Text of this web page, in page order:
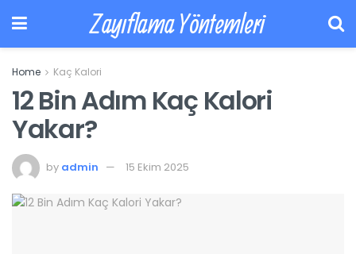
Zayıflama Yöntemleri
Home Kaç Kalori
12 Bin Adım Kaç Kalori
Yakar?
by admin 15 Ekim 2025